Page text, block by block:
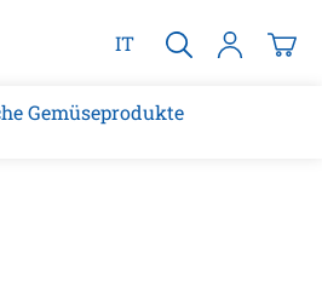
IT
Gemüseprodukte